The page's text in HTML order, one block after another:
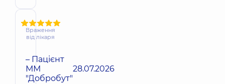
Враження
від лікаря
– Пацієнт
ММ
"Добробут"
28.07.2026